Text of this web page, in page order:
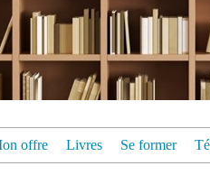
offre Livres Se former